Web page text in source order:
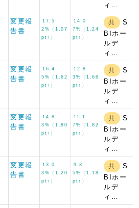
ィ…
変更報
告書
17.5
2%（1.07
pt↑）
14.0
7%（1.24
pt↑）
共
S
BIホー
ルデ
ィ…
変更報
告書
16.4
5%（1.62
pt↑）
12.8
3%（1.66
pt↑）
共
S
BIホー
ルデ
ィ…
変更報
告書
14.8
3%（1.80
pt↑）
11.1
7%（1.82
pt↑）
共
S
BIホー
ルデ
ィ…
変更報
告書
13.0
3%（1.20
pt↑）
9.3
5%（1.18
pt↑）
共
S
BIホー
ルデ
ィ…